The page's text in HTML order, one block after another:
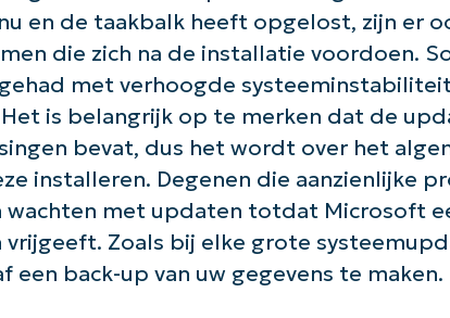
en de taakbalk heeft opgelost, zijn er
die zich na de installatie voordoen.
met verhoogde
is belangrijk op te merken dat de
bevat, dus het wordt over het
installeren. Degenen die aanzienlijke
wachten met updaten totdat Microsoft
Zoals bij elke grote
back-up van uw gegevens te maken.
number*
Land
Company
name*